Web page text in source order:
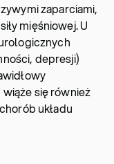
zaparciami,
mięśniowej. U
depresji)
się również
układu